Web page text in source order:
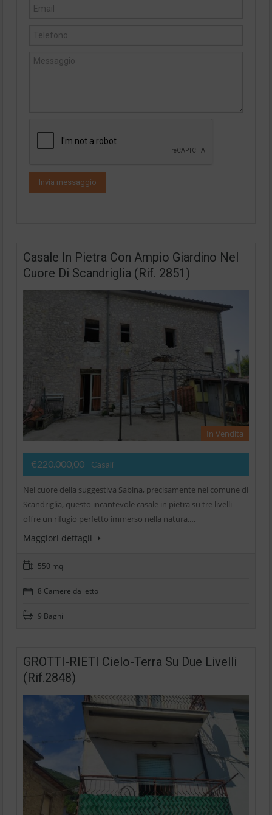
Casale In Pietra Con Ampio Giardino Nel
Cuore Di Scandriglia (Rif. 2851)
In Vendita
€220.000,00 - Casali
Nel cuore della suggestiva Sabina, precisamente nel comune di
Scandriglia, questo incantevole casale in pietra su tre livelli
offre un rifugio perfetto immerso nella natura,…
Maggiori dettagli
550 mq
8 Camere da letto
9 Bagni
GROTTI-RIETI Cielo-Terra Su Due Livelli
(Rif.2848)